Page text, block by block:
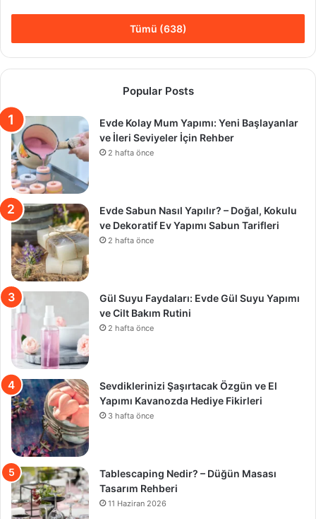
Tümü (638)
Popular Posts
Evde Kolay Mum Yapımı: Yeni Başlayanlar
ve İleri Seviyeler İçin Rehber
2 hafta önce
Evde Sabun Nasıl Yapılır? – Doğal, Kokulu
ve Dekoratif Ev Yapımı Sabun Tarifleri
2 hafta önce
Gül Suyu Faydaları: Evde Gül Suyu Yapımı
ve Cilt Bakım Rutini
2 hafta önce
Sevdiklerinizi Şaşırtacak Özgün ve El
Yapımı Kavanozda Hediye Fikirleri
3 hafta önce
Tablescaping Nedir? – Düğün Masası
Tasarım Rehberi
11 Haziran 2026